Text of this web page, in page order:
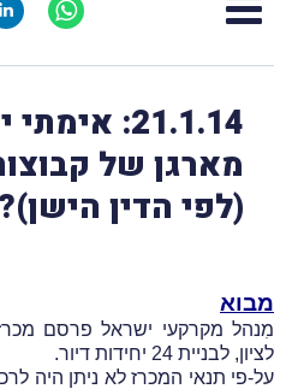
21.1.14:
מארגן של
(לפי הדין הישן)?
מבוא
מִנהל מקרקעי ישראל פרסם
לציון, לבניית 24 יחידות דיור.
על-פי תנאי המכרז לא ניתן היה